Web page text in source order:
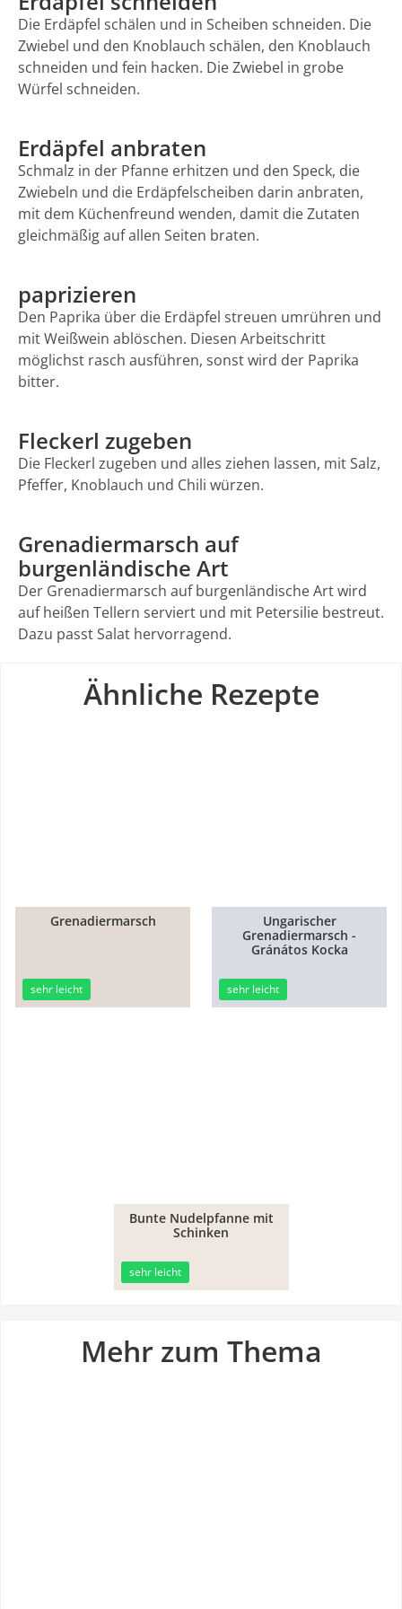
Die Erdäpfel schälen und in Scheiben schneiden. Die
Zwiebel und den Knoblauch schälen, den Knoblauch
schneiden und fein hacken. Die Zwiebel in grobe
Würfel schneiden.
Erdäpfel anbraten
Schmalz in der Pfanne erhitzen und den Speck, die
Zwiebeln und die Erdäpfelscheiben darin anbraten,
mit dem Küchenfreund wenden, damit die Zutaten
gleichmäßig auf allen Seiten braten.
paprizieren
Den Paprika über die Erdäpfel streuen umrühren und
mit Weißwein ablöschen. Diesen Arbeitschritt
möglichst rasch ausführen, sonst wird der Paprika
bitter.
Fleckerl zugeben
Die Fleckerl zugeben und alles ziehen lassen, mit Salz,
Pfeffer, Knoblauch und Chili würzen.
Grenadiermarsch auf
burgenländische Art
Der Grenadiermarsch auf burgenländische Art wird
auf heißen Tellern serviert und mit Petersilie bestreut.
Dazu passt Salat hervorragend.
Ähnliche Rezepte
Grenadiermarsch
sehr leicht
25min
Ungarischer
Grenadiermarsch -
Gránátos Kocka
sehr leicht
Bunte Nudelpfanne mit
Schinken
sehr leicht
Mehr zum Thema